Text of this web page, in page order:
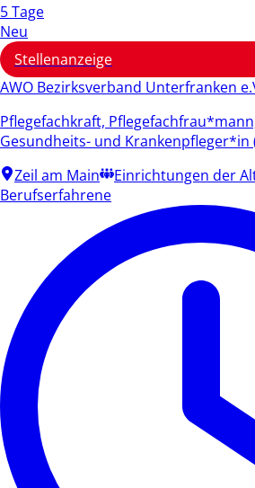
5 Tage
Neu
Stellenanzeige
AWO Bezirksverband Unterfranken
Pflegefachkraft,
Gesundheits- und Krankenpfleger*in
Zeil am Main
Einrichtungen der
Berufserfahrene